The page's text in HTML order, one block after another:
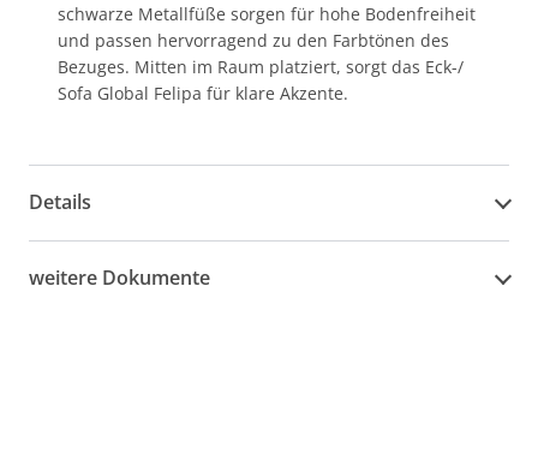
schwarze Metallfüße sorgen für hohe Bodenfreiheit
und passen hervorragend zu den Farbtönen des
Bezuges. Mitten im Raum platziert, sorgt das Eck-/
Sofa Global Felipa für klare Akzente.
Details
weitere Dokumente